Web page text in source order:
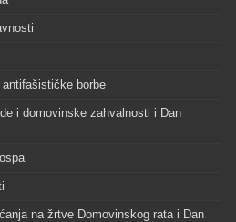
borbe
i domovinske zahvalnosti i Dan
na žrtve Domovinskog rata i Dan